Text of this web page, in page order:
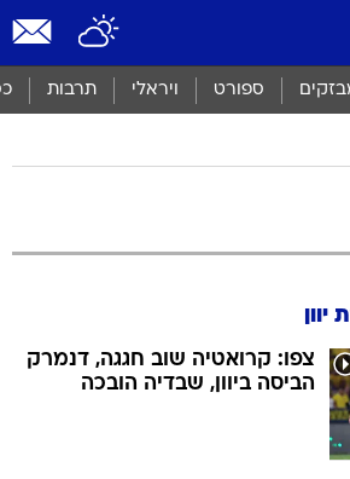
ספורט ויראלי תרבות
צפו: קרואטיה שוב חגגה, דנמרק
הביסה ביוון, שבדיה הובכה